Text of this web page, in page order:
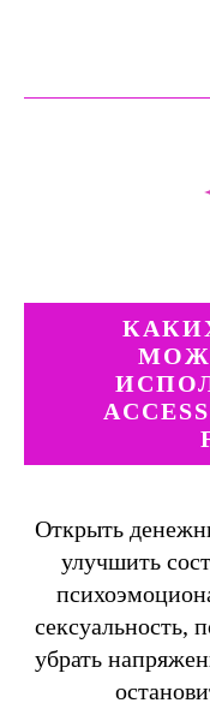
Открыть
улучшить
сексуальность,
убрать